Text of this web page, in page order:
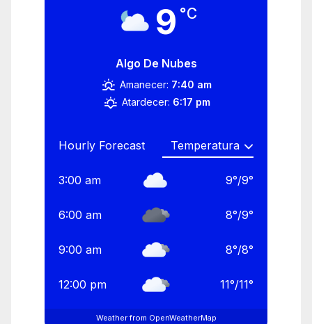
9 °C
Algo De Nubes
Amanecer: 7:40 am
Atardecer: 6:17 pm
Hourly Forecast
3:00 am 9°/9°
6:00 am 8°/9°
9:00 am 8°/8°
12:00 pm 11°/11°
Weather from OpenWeatherMap